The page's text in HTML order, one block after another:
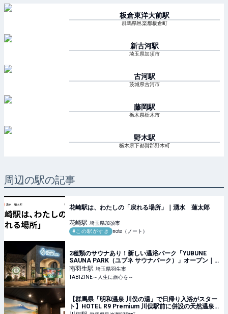
板倉東洋大前駅
群馬県邑楽郡板倉町
新古河駅
埼玉県加須市
古河駅
茨城県古河市
藤岡駅
栃木県栃木市
野木駅
栃木県下都賀郡野木町
周辺の駅の記事
花崎駅は、わたしの「戻れる場所」｜湧水 蓮太郎
花崎駅 埼玉県加須市
#この駅がすき
note（ノート）
2種類のサウナあり！新しい温浴パーク「YUBUNE
SAUNA PARK（ユブネ サウナパーク）」オープン｜
埼玉・イオンモール羽生 | TABIZINE～人生に旅心を～
南羽生駅 埼玉県羽生市
TABIZINE～人生に旅心を～
【群馬県「明和温泉 川俣の湯」で日帰り入浴がスター
ト】HOTEL R9 Premium 川俣駅前に併設の天然温泉 |